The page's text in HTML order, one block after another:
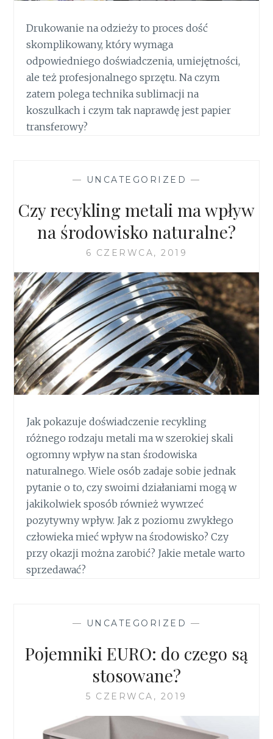
Drukowanie na odzieży to proces dość
skomplikowany, który wymaga
odpowiedniego doświadczenia, umiejętności,
ale też profesjonalnego sprzętu. Na czym
zatem polega technika sublimacji na
koszulkach i czym tak naprawdę jest papier
transferowy?
— UNCATEGORIZED —
Czy recykling metali ma wpływ
na środowisko naturalne?
6 CZERWCA, 2019
Jak pokazuje doświadczenie recykling
różnego rodzaju metali ma w szerokiej skali
ogromny wpływ na stan środowiska
naturalnego. Wiele osób zadaje sobie jednak
pytanie o to, czy swoimi działaniami mogą w
jakikolwiek sposób również wywrzeć
pozytywny wpływ. Jak z poziomu zwykłego
człowieka mieć wpływ na środowisko? Czy
przy okazji można zarobić? Jakie metale warto
sprzedawać?
— UNCATEGORIZED —
Pojemniki EURO: do czego są
stosowane?
5 CZERWCA, 2019